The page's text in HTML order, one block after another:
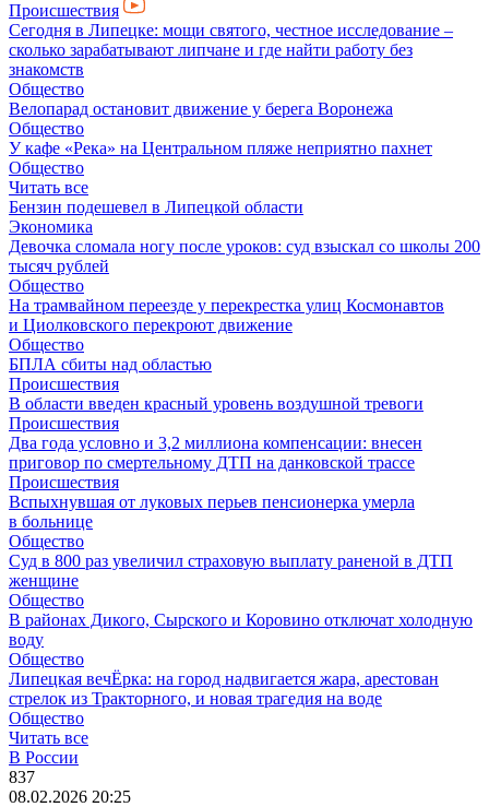
Происшествия
Сегодня в Липецке: мощи святого, честное исследование –
сколько зарабатывают липчане и где найти работу без
знакомств
Общество
Велопарад остановит движение у берега Воронежа
Общество
У кафе «Река» на Центральном пляже неприятно пахнет
Общество
Читать все
Бензин подешевел в Липецкой области
Экономика
Девочка сломала ногу после уроков: суд взыскал со школы 200
тысяч рублей
Общество
На трамвайном переезде у перекрестка улиц Космонавтов
и Циолковского перекроют движение
Общество
БПЛА сбиты над областью
Происшествия
В области введен красный уровень воздушной тревоги
Происшествия
Два года условно и 3,2 миллиона компенсации: внесен
приговор по смертельному ДТП на данковской трассе
Происшествия
Вспыхнувшая от луковых перьев пенсионерка умерла
в больнице
Общество
Суд в 800 раз увеличил страховую выплату раненой в ДТП
женщине
Общество
В районах Дикого, Сырского и Коровино отключат холодную
воду
Общество
Липецкая вечЁрка: на город надвигается жара, арестован
стрелок из Тракторного, и новая трагедия на воде
Общество
Читать все
В России
837
08.02.2026 20:25